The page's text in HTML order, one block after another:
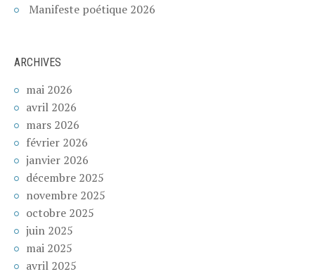
Manifeste poétique 2026
ARCHIVES
mai 2026
avril 2026
mars 2026
février 2026
janvier 2026
décembre 2025
novembre 2025
octobre 2025
juin 2025
mai 2025
avril 2025